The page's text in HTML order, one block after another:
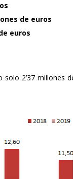
de euros
euros
solo 2’37 millones